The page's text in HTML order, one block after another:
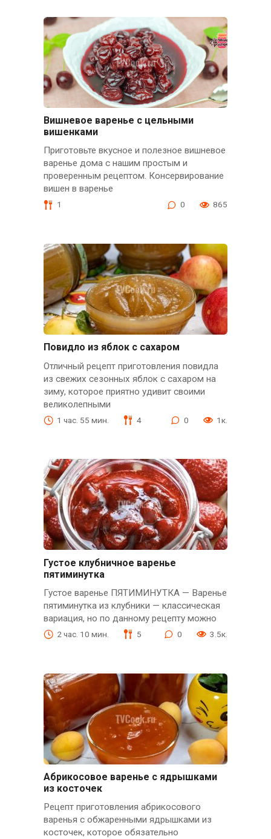
Вишневое варенье с цельными
вишенками
Приготовьте вкусное и полезное вишневое
варенье дома с нашим простым и
проверенным рецептом. Консервирование
вишен в варенье
1 0 865
Повидло из яблок с сахаром
Отличный рецепт приготовления повидла
из свежих сезонных яблок с сахаром на
зиму, которое приятно удивит своими
великолепными
1 час. 55 мин. 4 0 1к.
Густое клубничное варенье
пятиминутка
Густое варенье ПЯТИМИНУТКА — Варенье
пятиминутка из клубники — классическая
вариация, но по данному рецепту можно
2 час. 10 мин. 5 0 3.5к.
Абрикосовое варенье с ядрышками
из косточек
Рецепт приготовления абрикосового
варенья с обжаренными ядрышками из
косточек, которое обязательно